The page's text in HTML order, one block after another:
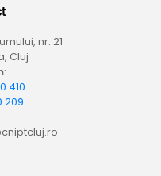
nr. 21
Cluj
:
410
209